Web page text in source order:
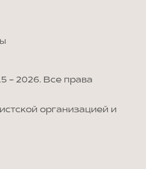
- 2026. Все права
организацией и